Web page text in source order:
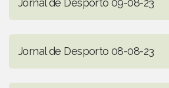
Jornal de Desporto 09-08-23
Jornal de Desporto 08-08-23